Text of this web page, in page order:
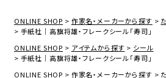
ONLINE SHOP 作家名・メーカーから探す
手紙社｜高旗将雄・フレークシール「寿司」
ONLINE SHOP
アイテムから探す
シール
手紙社｜高旗将雄・フレークシール「寿司」
ONLINE SHOP
作家名・メーカーから探す